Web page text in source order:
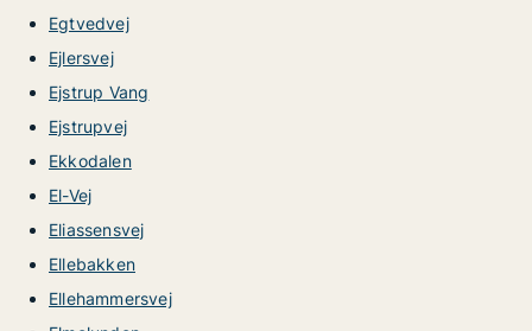
Egtvedvej
Ejlersvej
Ejstrup Vang
Ejstrupvej
Ekkodalen
El-Vej
Eliassensvej
Ellebakken
Ellehammersvej